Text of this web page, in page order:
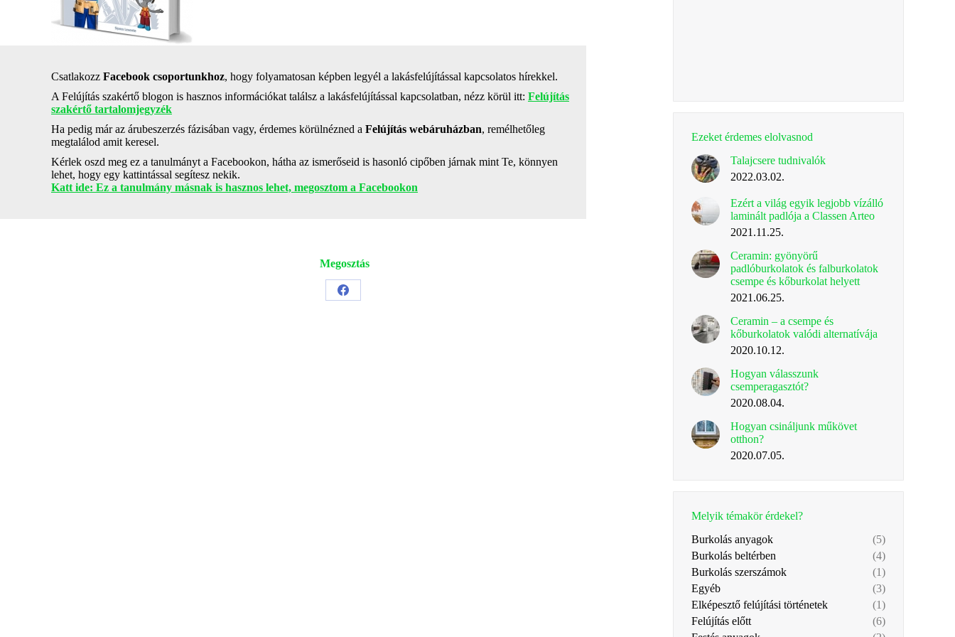
Csatlakozz Facebook csoportunkhoz, hogy folyamatosan képben legyél a lakásfelújítással kapcsolatos hírekkel.
A Felújítás szakértő blogon is hasznos információkat találsz a lakásfelújítással kapcsolatban, nézz körül itt: Felújítás
szakértő tartalomjegyzék
Ha pedig már az árubeszerzés fázisában vagy, érdemes körülnézned a Felújítás webáruházban, remélhetőleg
megtalálod amit keresel.
Kérlek oszd meg ez a tanulmányt a Facebookon, hátha az ismerőseid is hasonló cipőben járnak mint Te, könnyen
lehet, hogy egy kattintással segítesz nekik.
Katt ide: Ez a tanulmány másnak is hasznos lehet, megosztom a Facebookon
Megosztás
Share
Ezeket érdemes elolvasnod
Talajcsere tudnivalók
2022.03.02.
Ezért a világ egyik legjobb vízálló
laminált padlója a Classen Arteo
2021.11.25.
Ceramin: gyönyörű
padlóburkolatok és falburkolatok
csempe és kőburkolat helyett
2021.06.25.
Ceramin – a csempe és
kőburkolatok valódi alternatívája
2020.10.12.
Hogyan válasszunk
csemperagasztót?
2020.08.04.
Hogyan csináljunk műkövet
otthon?
2020.07.05.
Melyik témakör érdekel?
Burkolás anyagok
(5)
Burkolás beltérben
(4)
Burkolás szerszámok
(1)
Egyéb
(3)
Elképesztő felújítási történetek
(1)
Felújítás előtt
(6)